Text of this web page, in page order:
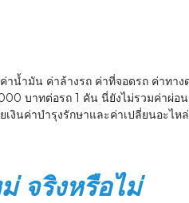
าน้ำมัน ค่าล้างรถ ค่าที่จอดรถ ค่าทา
บาทต่อรถ 1 คัน นี่ยังไม่รวมค่าผ่อ
งินค่าบำรุงรักษาและค่าเปลี่ยนอะไห
จริงหรือไม่